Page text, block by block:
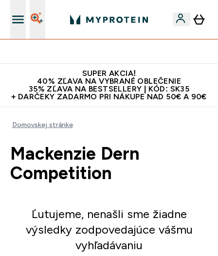
SUPER AKCIA!
40% ZĽAVA NA VYBRANÉ OBLEČENIE
35% ZĽAVA NA BESTSELLERY | KÓD: SK35
+ DARČEKY ZADARMO PRI NÁKUPE NAD 50€ A 90€
Domovskej stránke
Mackenzie Dern
Competition
Ľutujeme, nenašli sme žiadne
výsledky zodpovedajúce vášmu
vyhľadávaniu